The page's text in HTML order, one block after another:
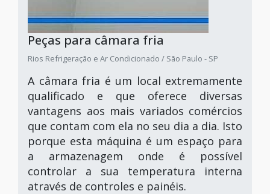
Peças para câmara fria
Rios Refrigeração e Ar Condicionado / São Paulo - SP
A câmara fria é um local extremamente
qualificado e que oferece diversas
vantagens aos mais variados comércios
que contam com ela no seu dia a dia. Isto
porque esta máquina é um espaço para
a armazenagem onde é possível
controlar a sua temperatura interna
através de controles e painéis.